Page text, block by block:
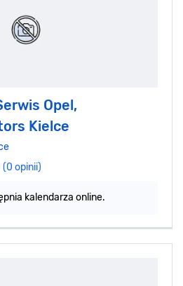
Opel,
Kielce
(0 opinii)
kalendarza online.